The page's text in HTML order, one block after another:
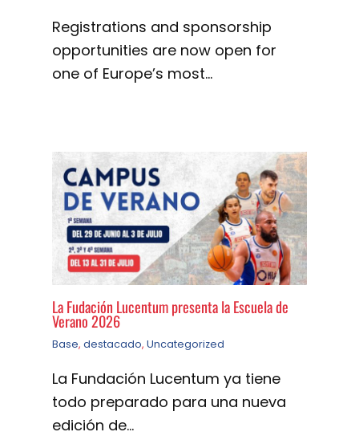
Registrations and sponsorship
opportunities are now open for
one of Europe’s most…
La Fudación Lucentum presenta la Escuela de
Verano 2026
Base, destacado, Uncategorized
La Fundación Lucentum ya tiene
todo preparado para una nueva
edición de…